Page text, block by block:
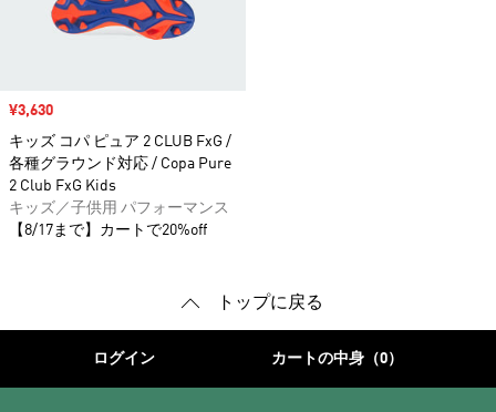
セール価格
¥3,630
キッズ コパ ピュア 2 CLUB FxG /
各種グラウンド対応 / Copa Pure
2 Club FxG Kids
キッズ／子供用 パフォーマンス
【8/17まで】カートで20%off
トップに戻る
ログイン カートの中身（0）